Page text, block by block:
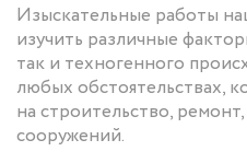
Изыскательные работы
изучить различные
так и техногенного
любых обстоятельствах,
на строительство,
сооружений.